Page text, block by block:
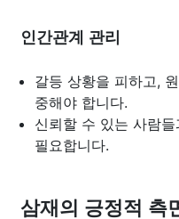
인간관계 관리
갈등 상황을 피하고,
중해야 합니다.
신뢰할 수 있는 사람
필요합니다.
삼재의 긍정적 측